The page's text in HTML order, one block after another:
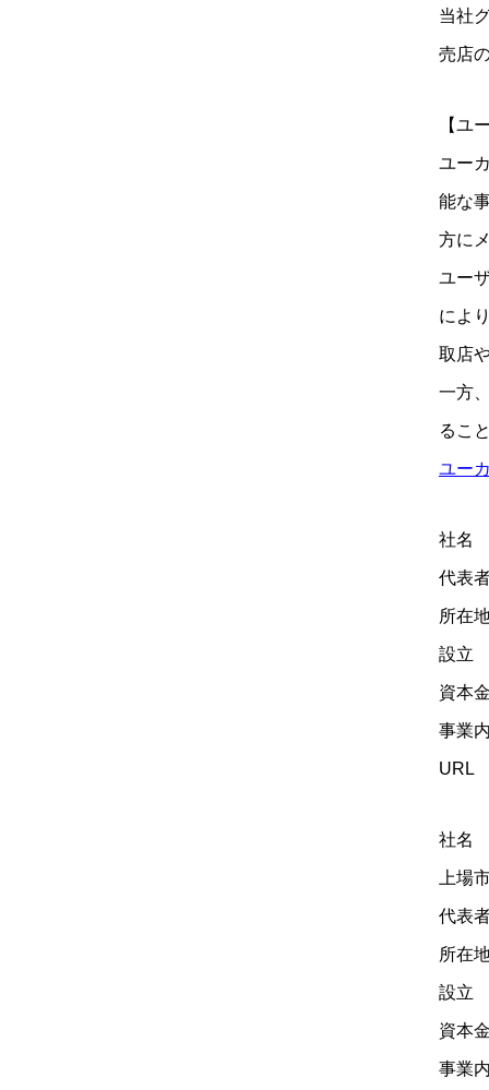
当社
売店
【ユ
ユー
能な
方に
ユー
によ
取店
一方
るこ
ユー
社名
代表
所在
設
資本
事業
社名
上場
代表
所在
設立
資本
事業